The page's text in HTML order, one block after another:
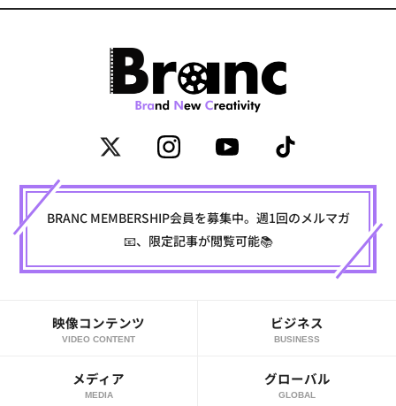
BRANC MEMBERSHIP会員を募集中。週1回のメルマガ
📧、限定記事が閲覧可能📚
映像コンテンツ
VIDEO CONTENT
ビジネス
BUSINESS
メディア
MEDIA
グローバル
GLOBAL